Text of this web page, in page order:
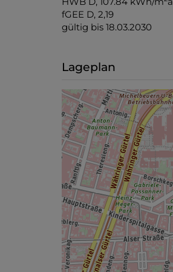
fGEE D, 2,19
gültig bis 18.03.2030
Lageplan